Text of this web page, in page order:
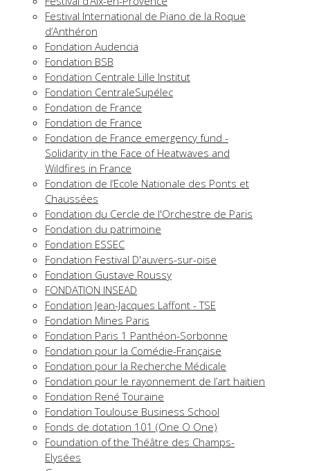
Festival International de Piano de la Roque
d’Anthéron
Fondation Audencia
Fondation BSB
Fondation Centrale Lille Institut
Fondation CentraleSupélec
Fondation de France
Fondation de France
Fondation de France emergency fund -
Solidarity in the Face of Heatwaves and
Wildfires in France
Fondation de l’Ecole Nationale des Ponts et
Chaussées
Fondation du Cercle de l'Orchestre de Paris
Fondation du patrimoine
Fondation ESSEC
Fondation Festival D'auvers-sur-oise
Fondation Gustave Roussy
FONDATION INSEAD
Fondation Jean-Jacques Laffont - TSE
Fondation Mines Paris
Fondation Paris 1 Panthéon-Sorbonne
Fondation pour la Comédie-Française
Fondation pour la Recherche Médicale
Fondation pour le rayonnement de l’art haïtien
Fondation René Touraine
Fondation Toulouse Business School
Fonds de dotation 101 (One O One)
Foundation of the Théâtre des Champs-
Elysées